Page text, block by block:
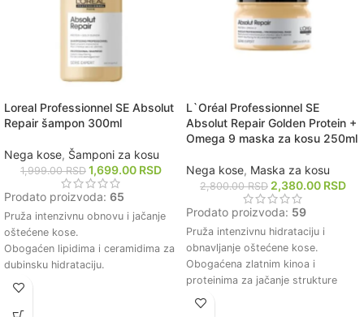
Loreal Professionnel SE Absolut
Repair šampon 300ml
Nega kose, Šamponi za kosu
1,999.00RSD 1,699.00 RSD
Prodato proizvoda: 65
Pruža intenzivnu obnovu i jačanje
oštećene kose.
Obogaćen lipidima i ceramidima za
dubinsku hidrataciju.
Pomaže u smanjenju lomljenja i
Ostavlja kosu mekom, glatkom i
L`Oréal Professionnel SE
Absolut Repair Golden Protein +
Omega 9 maska za kosu 250ml
Nega kose, Maska za kosu
2,800.00RSD 2,380.00 RSD
Prodato proizvoda: 59
Pruža intenzivnu hidrataciju i
obnavljanje oštećene kose.
Obogaćena zlatnim kinoa i
proteinima za jačanje strukture
kose.